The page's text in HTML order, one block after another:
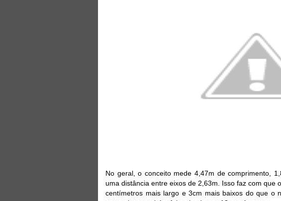
No geral, o conceito mede 4,47m de comprimento,
uma distância entre eixos de 2,63m. Isso faz com que
centímetros mais largo e 3cm mais baixos do que o